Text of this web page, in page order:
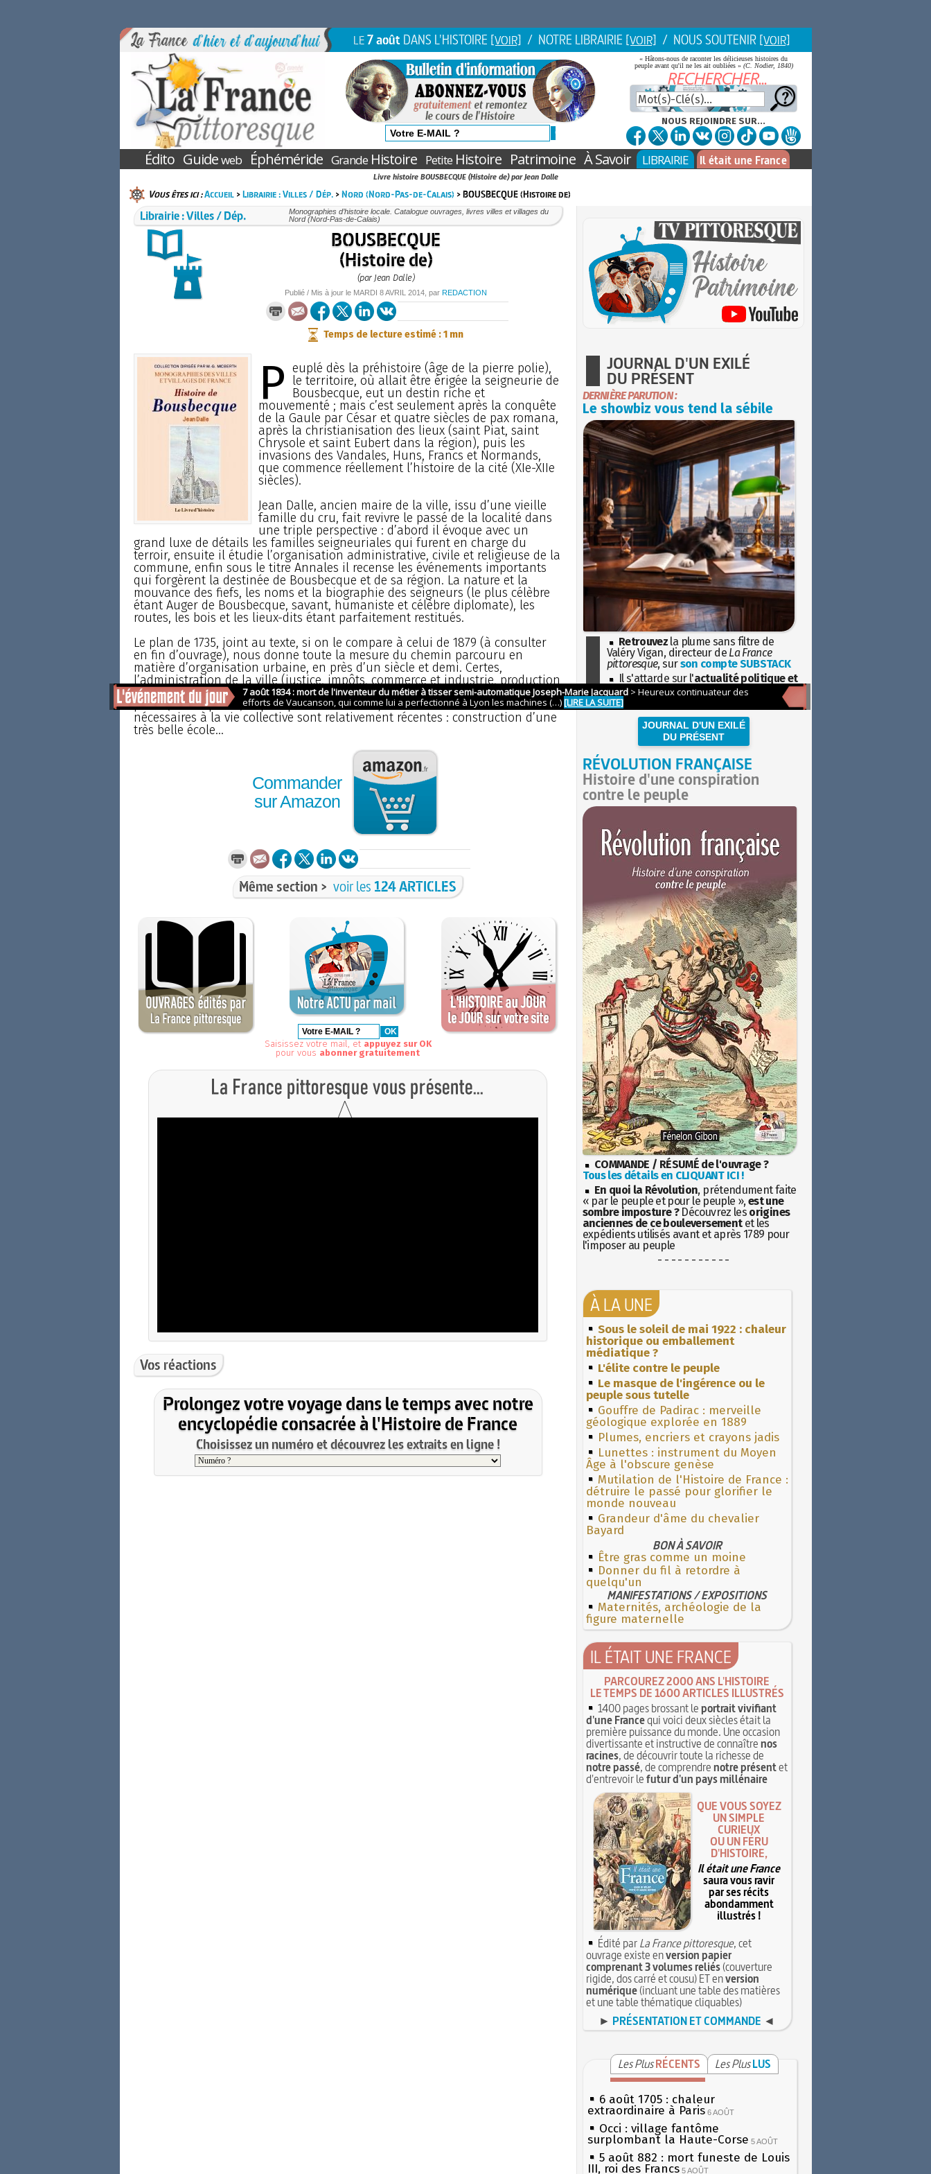
LE7 août DANS L'HISTOIRE [VOIR] / NOTRE LIBRAIRIE [VOIR] / NOUS SOUTENIR [VOIR]
« Hâtons-nous de raconter les délicieuses histoires du
peuple avant qu'il ne les ait oubliées » (C. Nodier, 1840)
NOUS REJOINDRE SUR...
Édito Guideweb Éphéméride GrandeHistoire PetiteHistoire Patrimoine À Savoir LIBRAIRIE Il était une France
Livre histoire BOUSBECQUE (Histoire de) par Jean Dalle
Vous êtes ici :Accueil>Librairie : Villes / Dép.>Nord (Nord-Pas-de-Calais) > BOUSBECQUE (Histoire de)
Librairie : Villes / Dép.
Monographies d’histoire locale. Catalogue ouvrages, livres villes et villages du
Nord (Nord-Pas-de-Calais)
BOUSBECQUE
(Histoire de)
(par Jean Dalle)
Publié / Mis à jour le MARDI 8 AVRIL 2014 , par REDACTION
Temps de lecture estimé : 1 mn
P euplé dès la préhistoire (âge de la pierre polie),
le territoire, où allait être érigée la seigneurie de
Bousbecque, eut un destin riche et
mouvementé ; mais c’est seulement après la conquête
de la Gaule par César et quatre siècles de pax romana,
après la christianisation des lieux (saint Piat, saint
Chrysole et saint Eubert dans la région), puis les
invasions des Vandales, Huns, Francs et Normands,
que commence réellement l’histoire de la cité (XIe-XIIe
siècles).
Jean Dalle, ancien maire de la ville, issu d’une vieille
famille du cru, fait revivre le passé de la localité dans
une triple perspective : d’abord il évoque avec un
grand luxe de détails les familles seigneuriales qui furent en charge du
terroir, ensuite il étudie l’organisation administrative, civile et religieuse de la
commune, enfin sous le titre Annales il recense les événements importants
qui forgèrent la destinée de Bousbecque et de sa région. La nature et la
mouvance des fiefs, les noms et la biographie des seigneurs (le plus célèbre
étant Auger de Bousbecque, savant, humaniste et célèbre diplomate), les
routes, les bois et les lieux-dits étant parfaitement restitués.
Le plan de 1735, joint au texte, si on le compare à celui de 1879 (à consulter
en fin d’ouvrage), nous donne toute la mesure du chemin parcouru en
matière d’organisation urbaine, en près d’un siècle et demi. Certes,
l’administration de la ville (justice, impôts, commerce et industrie, production
agricole et voies de communication, bienfaisance et vie religieuse) est en
place (municipalité) depuis plusieurs siècles, mais les transformations
nécessaires à la vie collective sont relativement récentes : construction d’une
très belle école...
Commander
sur Amazon
Même section > voir les 124 ARTICLES
Saisissez votre mail, et appuyez sur OK
pour vous abonner gratuitement
Vos réactions
Prolongez votre voyage dans le temps avec notre
encyclopédie consacrée à l'Histoire de France
Choisissez un numéro et découvrez les extraits en ligne !
JOURNAL D'UN EXILÉ
DU PRÉSENT
DERNIÈRE PARUTION :
Le showbiz vous tend la sébile
Retrouvez la plume sans filtre de
Valéry Vigan, directeur de La France
pittoresque, surson compte SUBSTACK
Il s'attarde sur l'actualité politique et
sociétaleavec la hauteur de vue de
l'Histoire
JOURNAL D'UN EXILÉ
DU PRÉSENT
RÉVOLUTION FRANÇAISE
Histoire d'une conspiration
contre le peuple
COMMANDE / RÉSUMÉ de l'ouvrage ?
Tous les détails en CLIQUANT ICI !
En quoi la Révolution, prétendument faite
« par le peuple et pour le peuple », est une
sombre imposture ?Découvrez les origines
anciennes de ce bouleversementet les
expédients utilisés avant et après 1789 pour
l'imposer au peuple
- - - - - - - - - - -
À LA UNE
Sous le soleil de mai 1922 : chaleur
historique ou emballement
médiatique ?
L'élite contre le peuple
Le masque de l'ingérence ou le
peuple sous tutelle
Gouffre de Padirac : merveille
géologique explorée en 1889
Plumes, encriers et crayons jadis
Lunettes : instrument du Moyen
Âge à l'obscure genèse
Mutilation de l'Histoire de France :
détruire le passé pour glorifier le
monde nouveau
Grandeur d'âme du chevalier
Bayard
BON À SAVOIR
Être gras comme un moine
Donner du fil à retordre à
quelqu'un
MANIFESTATIONS / EXPOSITIONS
Maternités, archéologie de la
figure maternelle
IL ÉTAIT UNE FRANCE
PARCOUREZ 2000 ANS L'HISTOIRE
LE TEMPS DE 1600 ARTICLES ILLUSTRÉS
1400 pages brossant leportrait vivifiant
d'une Francequi voici deux siècles était la
première puissance du monde. Une occasion
divertissante et instructive de connaîtrenos
racines, de découvrir toute la richesse de
notre passé, de comprendrenotre présentet
d'entrevoir lefutur d'un pays millénaire
QUE VOUS SOYEZ
UN SIMPLE
CURIEUX
OU UN FÉRU
D'HISTOIRE,
Il était une France
saura vous ravir
par ses récits
abondamment
illustrés !
Édité parLa France pittoresque, cet
ouvrage existe enversion papier
comprenant 3 volumes reliés(couverture
rigide, dos carré et cousu) ET enversion
numérique(incluant une table des matières
et une table thématique cliquables)
► PRÉSENTATION ET COMMANDE ◄
Les Plus RÉCENTS Les Plus LUS
6 août 1705 : chaleur
extraordinaire à Paris 6 AOÛT
Occi : village fantôme
surplombant la Haute-Corse 5 AOÛT
5 août 882 : mort funeste de Louis
III, roi des Francs 5 AOÛT